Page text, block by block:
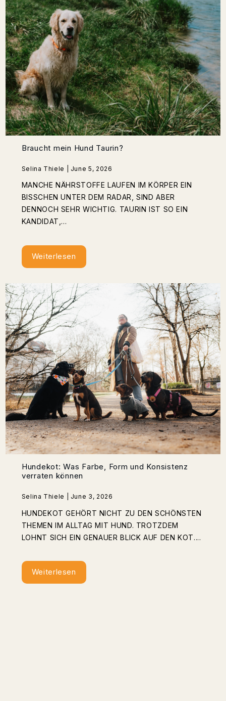
Braucht mein Hund Taurin?
Selina Thiele | June 5, 2026
MANCHE NÄHRSTOFFE LAUFEN IM KÖRPER EIN
BISSCHEN UNTER DEM RADAR, SIND ABER
DENNOCH SEHR WICHTIG. TAURIN IST SO EIN
KANDIDAT,...
Weiterlesen
Hundekot: Was Farbe, Form und Konsistenz
verraten können
Selina Thiele | June 3, 2026
HUNDEKOT GEHÖRT NICHT ZU DEN SCHÖNSTEN
THEMEN IM ALLTAG MIT HUND. TROTZDEM
LOHNT SICH EIN GENAUER BLICK AUF DEN KOT....
Weiterlesen